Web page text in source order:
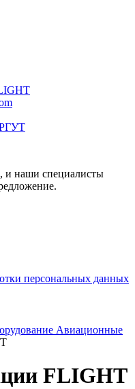
и наши специалисты
персональных данных
Авиационные
FLIGHT